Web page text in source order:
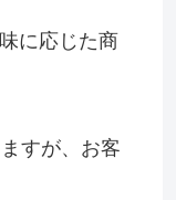
に応じた商
すが、お客